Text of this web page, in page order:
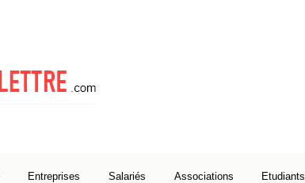
Entreprises Salariés Associations Etudiants